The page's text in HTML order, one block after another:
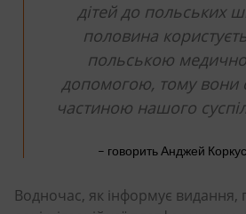
дітей до польських
половина
польською
допомогою, тому вони
частиною нашого
– говорить Анджей
Водночас, як інформує